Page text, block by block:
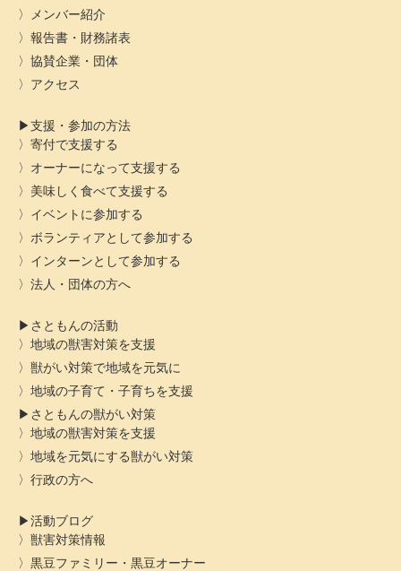
メンバー紹介
報告書・財務諸表
協賛企業・団体
アクセス
支援・参加の方法
寄付で支援する
オーナーになって支援する
美味しく食べて支援する
イベントに参加する
ボランティアとして参加する
インターンとして参加する
法人・団体の方へ
さともんの活動
地域の獣害対策を支援
獣がい対策で地域を元気に
地域の子育て・子育ちを支援
さともんの獣がい対策
地域の獣害対策を支援
地域を元気にする獣がい対策
行政の方へ
活動ブログ
獣害対策情報
黒豆ファミリー・黒豆オーナー